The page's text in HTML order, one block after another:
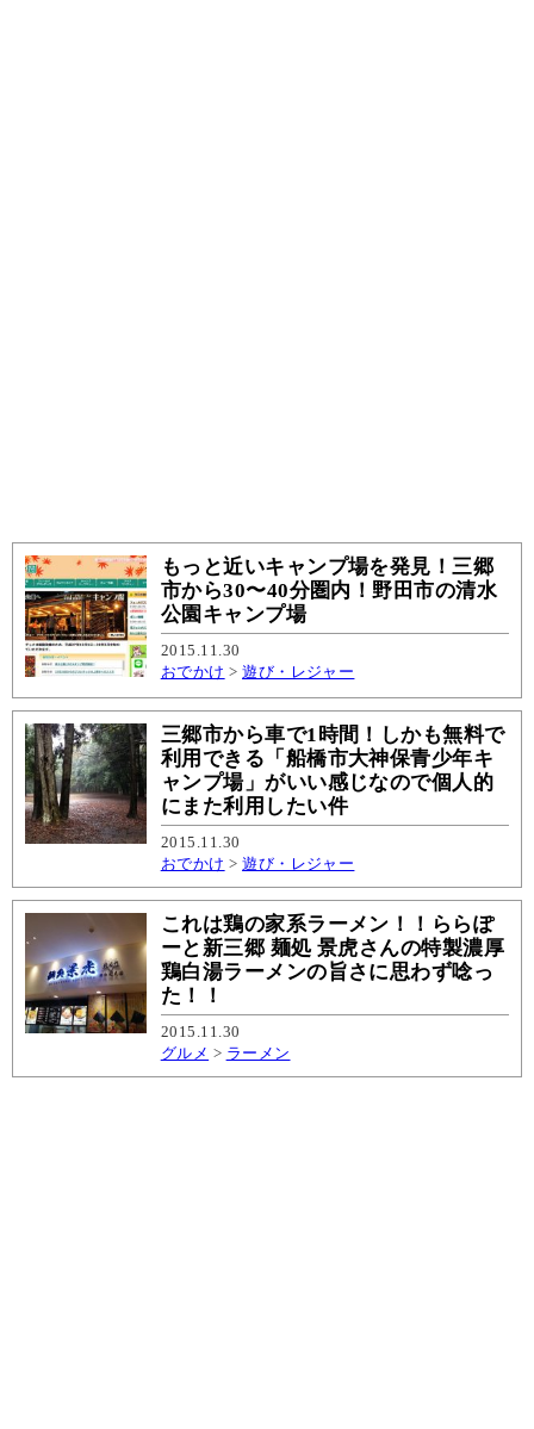
もっと近いキャンプ場を発見！三郷
市から30〜40分圏内！野田市の清水
公園キャンプ場
2015.11.30
おでかけ >遊び・レジャー
三郷市から車で1時間！しかも無料で
利用できる「船橋市大神保青少年キ
ャンプ場」がいい感じなので個人的
にまた利用したい件
2015.11.30
おでかけ >遊び・レジャー
これは鶏の家系ラーメン！！ららぽ
ーと新三郷 麺処 景虎さんの特製濃厚
鶏白湯ラーメンの旨さに思わず唸っ
た！！
2015.11.30
グルメ > ラーメン